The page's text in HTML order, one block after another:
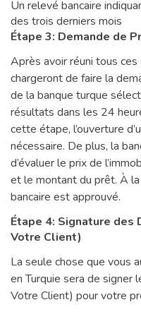
Un relevé bancaire
des trois derniers mois
Étape 3: Demande de
Après avoir réuni tous
chargeront de faire la
de la banque turque
résultats dans les 24
cette étape, l’ouverture
nécessaire. De plus, la
d’évaluer le prix de
et le montant du prêt. À
bancaire est approuvé.
Étape 4: Signature des
Votre Client)
La seule chose que vous
en Turquie sera de signer
Votre Client) pour votre